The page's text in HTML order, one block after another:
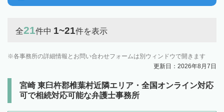
全21件中 1~21件を表示
各事務所の詳細情報とお問い合わせフォームは別ウィンドウで開きます
更新日：2026年8月7日
宮崎 東臼杵郡椎葉村近隣エリア・全国オンライン対応
可で相続対応可能な弁護士事務所